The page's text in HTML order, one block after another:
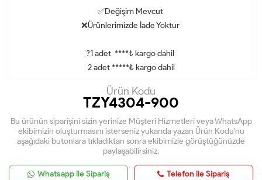
✅Değişim Mevcut
❌Ürünlerimizde İade Yoktur
?1 adet ****₺ kargo dahil
2 adet *****₺ kargo dahil
Ürün Kodu
TZY4304-900
Bu ürünün siparişini sizin yerinize Müşteri Hizmetleri veya WhatsApp
ekibimizin oluşturmasını isterseniz yukarıda yazan Ürün Kodu'nu
aşağıdaki butonlara tıkladıktan sonra ekibimizle görüştüğünüzde
paylaşabilirsiniz.
Whatsapp ile Sipariş Telefon ile Sipariş